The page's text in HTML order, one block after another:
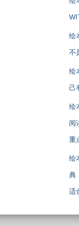
绘
不
绘
己
绘
阅
重
绘
典
适